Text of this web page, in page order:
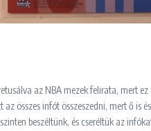
az NBA mezek felirata, mert
összes infót összeszedni, mert ő is
beszéltünk, és cseréltük az